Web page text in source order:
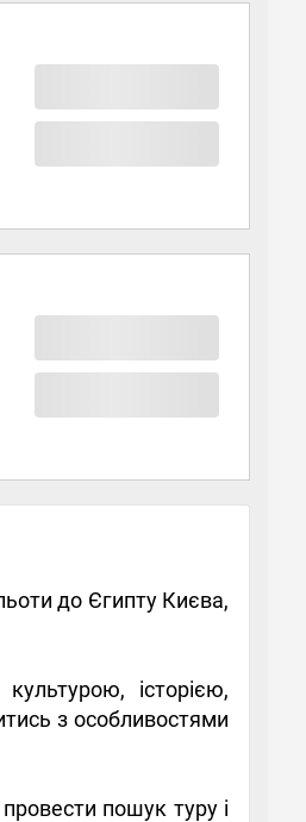
до Єгипту Києва,
історією,
з особливостями
пошук туру і